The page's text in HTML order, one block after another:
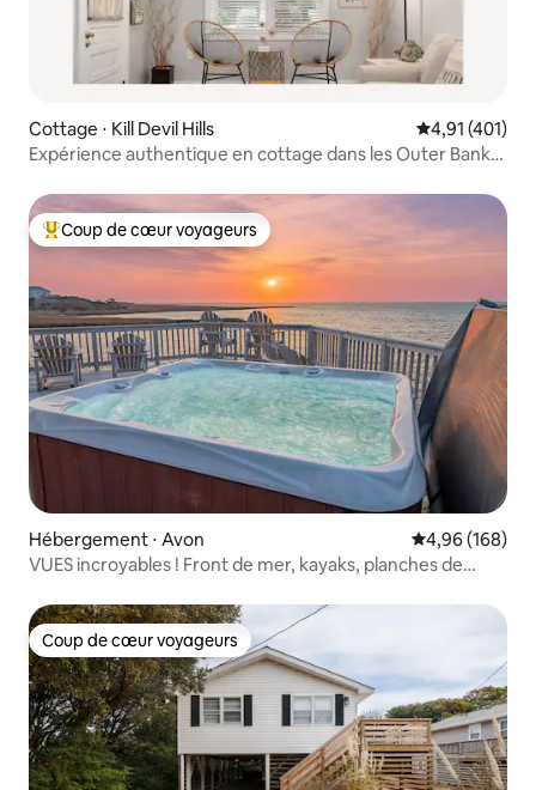
Cottage ⋅ Kill Devil Hills Évaluation
4,91 (401)
Expérience authentique en cottage dans les Outer Banks |
Coups de cœur voyageurs les plus appréciés
Coup de cœur voyageurs
Hébergement ⋅ Avon Évaluation
4,96 (168)
VUES incroyables ! Front de mer, kayaks, planches de
Coup de cœur voyageurs
Coup de cœur voyageurs